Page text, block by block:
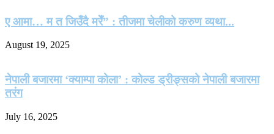
ए आमा… म त जिउँदै मरेँ” : तीजमा चेलीको करुण व्यथा...
August 19, 2025
नेपाली बजारमा ‘क्याम्पा कोला’ : कोल्ड ड्रीङ्सको नेपाली बजारमा
तरंग
July 16, 2025